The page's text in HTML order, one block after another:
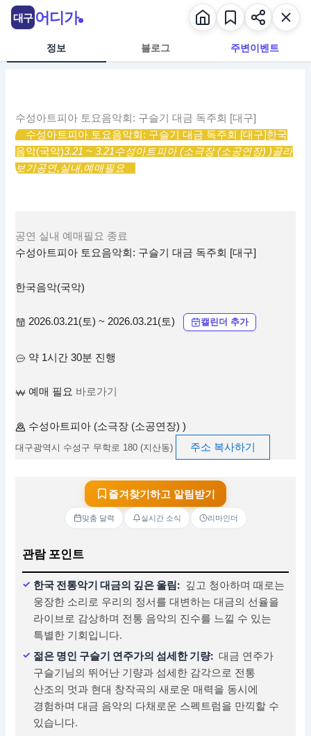
정보 블로그 주변이벤트
수성아트피아 토요음악회: 구슬기 대금 독주회 [대구]
수성아트피아 토요음악회: 구슬기 대금 독주회 [대구]한국
음악(국악)3.21 ~ 3.21수성아트피아 (소극장 (소공연장) )골라
보기공연,실내,예매필요
공연 실내 예매필요 종료
수성아트피아 토요음악회: 구슬기 대금 독주회 [대구]
한국음악(국악)
2026.03.21(토) ~ 2026.03.21(토) 캘린더 추가
약 1시간 30분 진행
예매 필요 바로가기
수성아트피아 (소극장 (소공연장) )
대구광역시 수성구 무학로 180 (지산동) 주소 복사하기
즐겨찾기하고 알림받기
맞춤 달력 실시간 소식 리마인더
관람 포인트
한국 전통악기 대금의 깊은 울림: 깊고 청아하며 때로는
웅장한 소리로 우리의 정서를 대변하는 대금의 선율을
라이브로 감상하며 전통 음악의 진수를 느낄 수 있는
특별한 기회입니다.
젊은 명인 구슬기 연주가의 섬세한 기량: 대금 연주가
구슬기님의 뛰어난 기량과 섬세한 감각으로 전통
산조의 멋과 현대 창작곡의 새로운 매력을 동시에
경험하며 대금 음악의 다채로운 스펙트럼을 만끽할 수
있습니다.
대구 어디가